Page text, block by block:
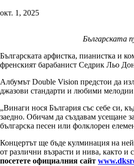
окт. 1, 2025
Българската
Българската арфистка, пианистка и
френският барабанист Седрик Льо
Албумът Double Vision предстои да
джазови стандарти и любими
„Винаги нося България със себе си,
заедно. Обичам да създавам усещане
българска песен или фолклорен
Концертът ще бъде кулминация на
от различни възрасти и нива, както и
посетете официалния сайт